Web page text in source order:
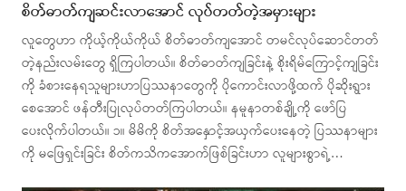
စိတ်ဓာတ်ကျဆင်းလာအောင် လုပ်တတ်တဲ့အမှားများ
လူတွေဟာ ကိုယ့်ကိုယ်ကိုယ် စိတ်ဓာတ်ကျအောင် တမင်လုပ်ဆောင်တတ်
တဲ့နည်းလမ်းတွေ ရှိကြပါတယ်။ စိတ်ဓာတ်ကျခြင်းနဲ့ စိုးရိမ်ကြောင့်ကျခြင်း
ကို ခံစားနေရသူများဟာပြဿနာတွေကို ပိုကောင်းလာဖို့ထက် ပိုဆိုးရွား
စေအောင် ဖန်တီးပြုလုပ်တတ်ကြပါတယ်။ နမူနာတစ်ချို့ကို ဖော်ပြ
ပေးလိုက်ပါတယ်။ ၁။ မိမိကို စိတ်အနှောင့်အယှက်ပေးနေတဲ့ ပြဿနာများ
ကို မဖြေရှင်းခြင်း စိတ်ကသိကအောက်ဖြစ်ခြင်းဟာ လူများစွာရဲ့…